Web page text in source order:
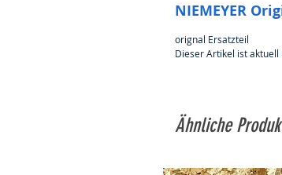
NIEMEYER
orignal Ersatzteil
Dieser Artikel ist
Ähnliche